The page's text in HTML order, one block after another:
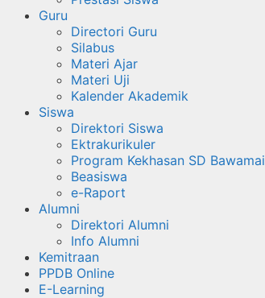
Guru
Directori Guru
Silabus
Materi Ajar
Materi Uji
Kalender Akademik
Siswa
Direktori Siswa
Ektrakurikuler
Program Kekhasan SD Bawamai
Beasiswa
e-Raport
Alumni
Direktori Alumni
Info Alumni
Kemitraan
PPDB Online
E-Learning